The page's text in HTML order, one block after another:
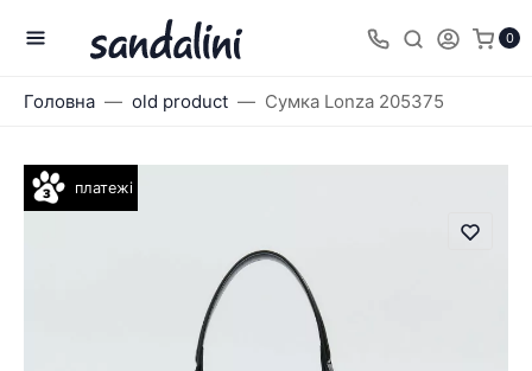
0
Головна old product Сумка Lonza 205375
платежі